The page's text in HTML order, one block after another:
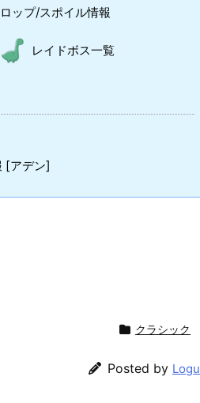
ップ/スポイル情報
レイドボス一覧
[アデン]
クラシック
Posted by Logu